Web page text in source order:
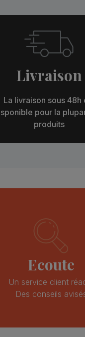
Livraison
La livraison sous 48h
pour la
produits
Ecoute
Un service client
Des conseils